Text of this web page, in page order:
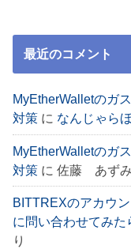
最近のコメント
MyEtherWalletのガ
対策 に なんじゃら
MyEtherWalletのガ
対策 に佐藤 あずみ
BITTREXのアカウ
に問い合わせてみた
り